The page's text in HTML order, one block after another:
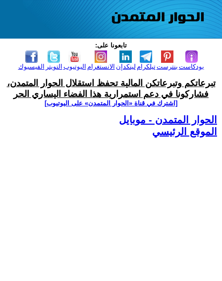
تابعونا على:
الفيسبوك التويتر اليوتيوب الانستغرام لينكدإن تيلكرامبنترست بودكاست
تبرعاتكم وتبرعاتكن المالية تحفظ استقلال الحوار المتمدن،
فشاركونا في دعم استمرارية هذا الفضاء اليساري الحر
[اشترك في قناة ‫«الحوار المتمدن» على اليوتيوب]
الحوار المتمدن - موبايل
الموقع الرئيسي